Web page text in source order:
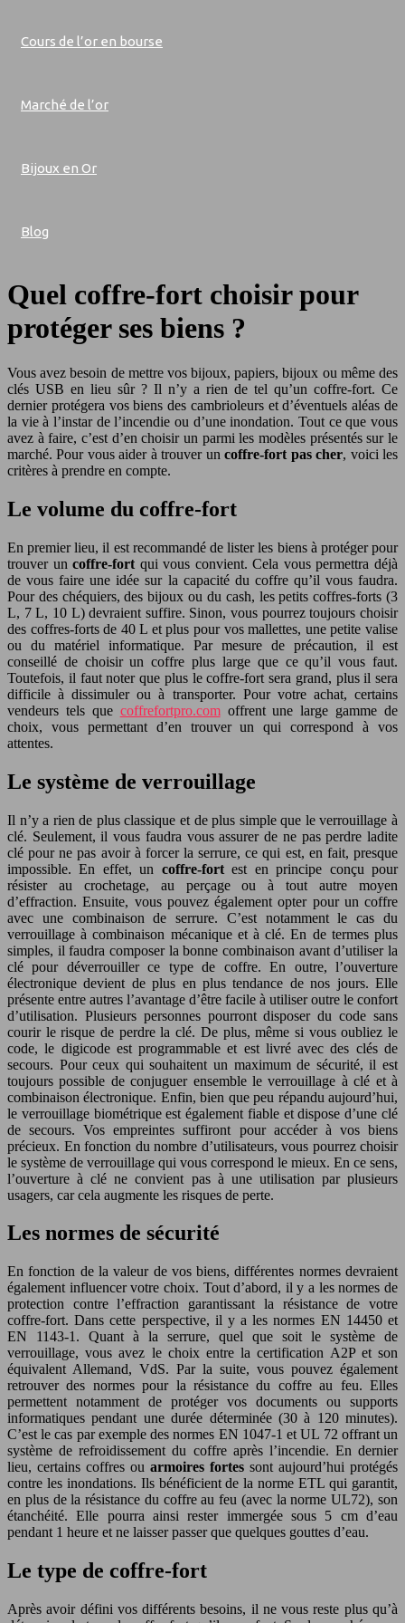
Cours de l’or en bourse
Marché de l’or
Bijoux en Or
Blog
Quel coffre-fort choisir pour
protéger ses biens ?
Vous avez besoin de mettre vos bijoux, papiers, bijoux ou même des
clés USB en lieu sûr ? Il n’y a rien de tel qu’un coffre-fort. Ce
dernier protégera vos biens des cambrioleurs et d’éventuels aléas de
la vie à l’instar de l’incendie ou d’une inondation. Tout ce que vous
avez à faire, c’est d’en choisir un parmi les modèles présentés sur le
marché. Pour vous aider à trouver uncoffre-fort pas cher, voici les
critères à prendre en compte.
Le volume du coffre-fort
En premier lieu, il est recommandé de lister les biens à protéger pour
trouver uncoffre-fort qui vous convient. Cela vous permettra déjà
de vous faire une idée sur la capacité du coffre qu’il vous faudra.
Pour des chéquiers, des bijoux ou du cash, les petits coffres-forts (3
L, 7 L, 10 L) devraient suffire. Sinon, vous pourrez toujours choisir
des coffres-forts de 40 L et plus pour vos mallettes, une petite valise
ou du matériel informatique. Par mesure de précaution, il est
conseillé de choisir un coffre plus large que ce qu’il vous faut.
Toutefois, il faut noter que plus le coffre-fort sera grand, plus il sera
difficile à dissimuler ou à transporter. Pour votre achat, certains
vendeurs tels que coffrefortpro.comoffrent une large gamme de
choix, vous permettant d’en trouver un qui correspond à vos
attentes.
Le système de verrouillage
Il n’y a rien de plus classique et de plus simple que le verrouillage à
clé. Seulement, il vous faudra vous assurer de ne pas perdre ladite
clé pour ne pas avoir à forcer la serrure, ce qui est, en fait, presque
impossible. En effet, un coffre-fortest en principe conçu pour
résister au crochetage, au perçage ou à tout autre moyen
d’effraction. Ensuite, vous pouvez également opter pour un coffre
avec une combinaison de serrure. C’est notamment le cas du
verrouillage à combinaison mécanique et à clé. En de termes plus
simples, il faudra composer la bonne combinaison avant d’utiliser la
clé pour déverrouiller ce type de coffre. En outre, l’ouverture
électronique devient de plus en plus tendance de nos jours. Elle
présente entre autres l’avantage d’être facile à utiliser outre le confort
d’utilisation. Plusieurs personnes pourront disposer du code sans
courir le risque de perdre la clé. De plus, même si vous oubliez le
code, le digicode est programmable et est livré avec des clés de
secours. Pour ceux qui souhaitent un maximum de sécurité, il est
toujours possible de conjuguer ensemble le verrouillage à clé et à
combinaison électronique. Enfin, bien que peu répandu aujourd’hui,
le verrouillage biométrique est également fiable et dispose d’une clé
de secours. Vos empreintes suffiront pour accéder à vos biens
précieux. En fonction du nombre d’utilisateurs, vous pourrez choisir
le système de verrouillage qui vous correspond le mieux. En ce sens,
l’ouverture à clé ne convient pas à une utilisation par plusieurs
usagers, car cela augmente les risques de perte.
Les normes de sécurité
En fonction de la valeur de vos biens, différentes normes devraient
également influencer votre choix. Tout d’abord, il y a les normes de
protection contre l’effraction garantissant la résistance de votre
coffre-fort. Dans cette perspective, il y a les normes EN 14450 et
EN 1143-1. Quant à la serrure, quel que soit le système de
verrouillage, vous avez le choix entre la certification A2P et son
équivalent Allemand, VdS. Par la suite, vous pouvez également
retrouver des normes pour la résistance du coffre au feu. Elles
permettent notamment de protéger vos documents ou supports
informatiques pendant une durée déterminée (30 à 120 minutes).
C’est le cas par exemple des normes EN 1047-1 et UL 72 offrant un
système de refroidissement du coffre après l’incendie. En dernier
lieu, certains coffres ou armoires fortes sont aujourd’hui protégés
contre les inondations. Ils bénéficient de la norme ETL qui garantit,
en plus de la résistance du coffre au feu (avec la norme UL72), son
étanchéité. Elle pourra ainsi rester immergée sous 5 cm d’eau
pendant 1 heure et ne laisser passer que quelques gouttes d’eau.
Le type de coffre-fort
Après avoir défini vos différents besoins, il ne vous reste plus qu’à